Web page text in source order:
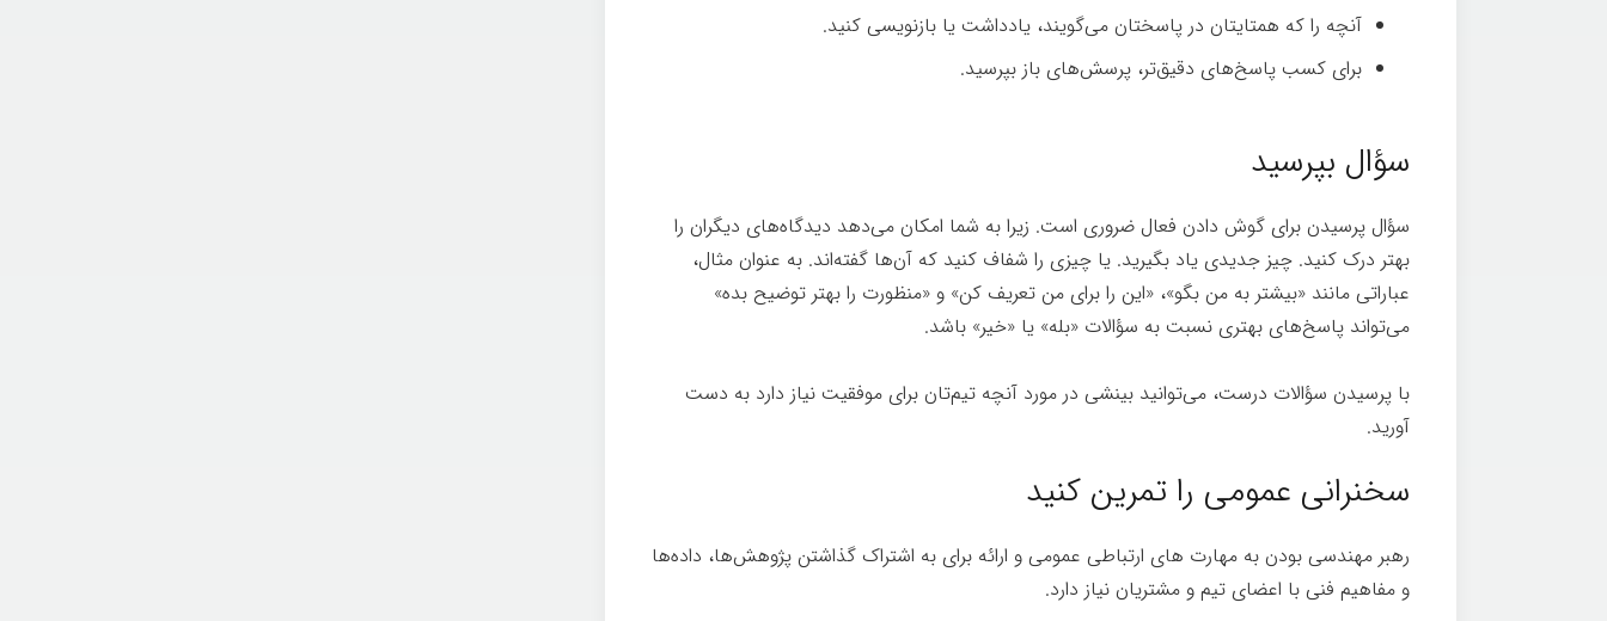
آنچه را که همتایتان در پاسختان می‌گویند، یادداشت یا بازنویسی کنید.
برای کسب پاسخ‌های دقیق‌تر، پرسش‌های باز بپرسید.
سؤال بپرسید
سؤال پرسیدن برای گوش دادن فعال ضروری است. زیرا به شما امکان می‌دهد دیدگاه‌های دیگران را
بهتر درک کنید. چیز جدیدی یاد بگیرید. یا چیزی را شفاف کنید که آن‌ها گفته‌اند. به عنوان مثال،
عباراتی مانند «بیشتر به من بگو»، «این را برای من تعریف کن» و «منظورت را بهتر توضیح بده»
می‌تواند پاسخ‌های بهتری نسبت به سؤالات «بله» یا «خیر» باشد.
با پرسیدن سؤالات درست، می‌توانید بینشی در مورد آنچه تیم‌تان برای موفقیت نیاز دارد به دست
آورید.
سخنرانی عمومی را تمرین کنید
رهبر مهندسی بودن به مهارت های ارتباطی عمومی و ارائه برای به اشتراک گذاشتن پژوهش‌ها، داده‌ها
و مفاهیم فنی با اعضای تیم و مشتریان نیاز دارد.